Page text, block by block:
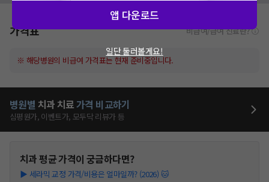
가격표 비급여/급여 진료란?
※ 해당병원의 비급여 가격표는 현재 준비중입니다.
병원별 치과 치료가격 비교하기
심평원가, 이벤트가, 모두닥 리뷰가 등
치과평균 가격이 궁금하다면?
▶ 세라믹 교정 가격/비용은 얼마일까? (2026) 🐱
앱 다운로드
일단 둘러볼게요!